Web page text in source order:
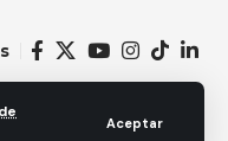
Aceptar
LLc. Todos los derechos